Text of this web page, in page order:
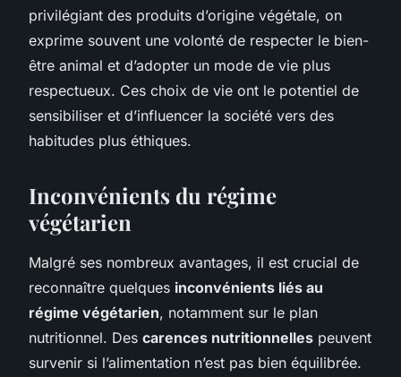
privilégiant des produits d’origine végétale, on
exprime souvent une volonté de respecter le bien-
être animal et d’adopter un mode de vie plus
respectueux. Ces choix de vie ont le potentiel de
sensibiliser et d’influencer la société vers des
habitudes plus éthiques.
Inconvénients du régime
végétarien
Malgré ses nombreux avantages, il est crucial de
reconnaître quelques inconvénients liés au
régime végétarien, notamment sur le plan
nutritionnel. Des carences nutritionnelles peuvent
survenir si l’alimentation n’est pas bien équilibrée.